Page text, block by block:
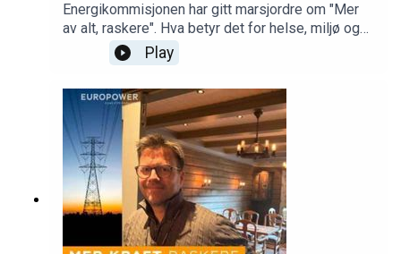
Energikommisjonen har gitt marsjordre om "Mer
av alt, raskere". Hva betyr det for helse, miljø og
sikkerhet at vi skal bygge mer kraft - raskere?
Dette spørsmålet stiller Pia Kristensen Moe i
podcasten Mer kraft raskere - uten dødsfall.Vi
snakker med alle bransjer som arbeider i høyden
for å se om vi kan lære noe av hverandre.
Play